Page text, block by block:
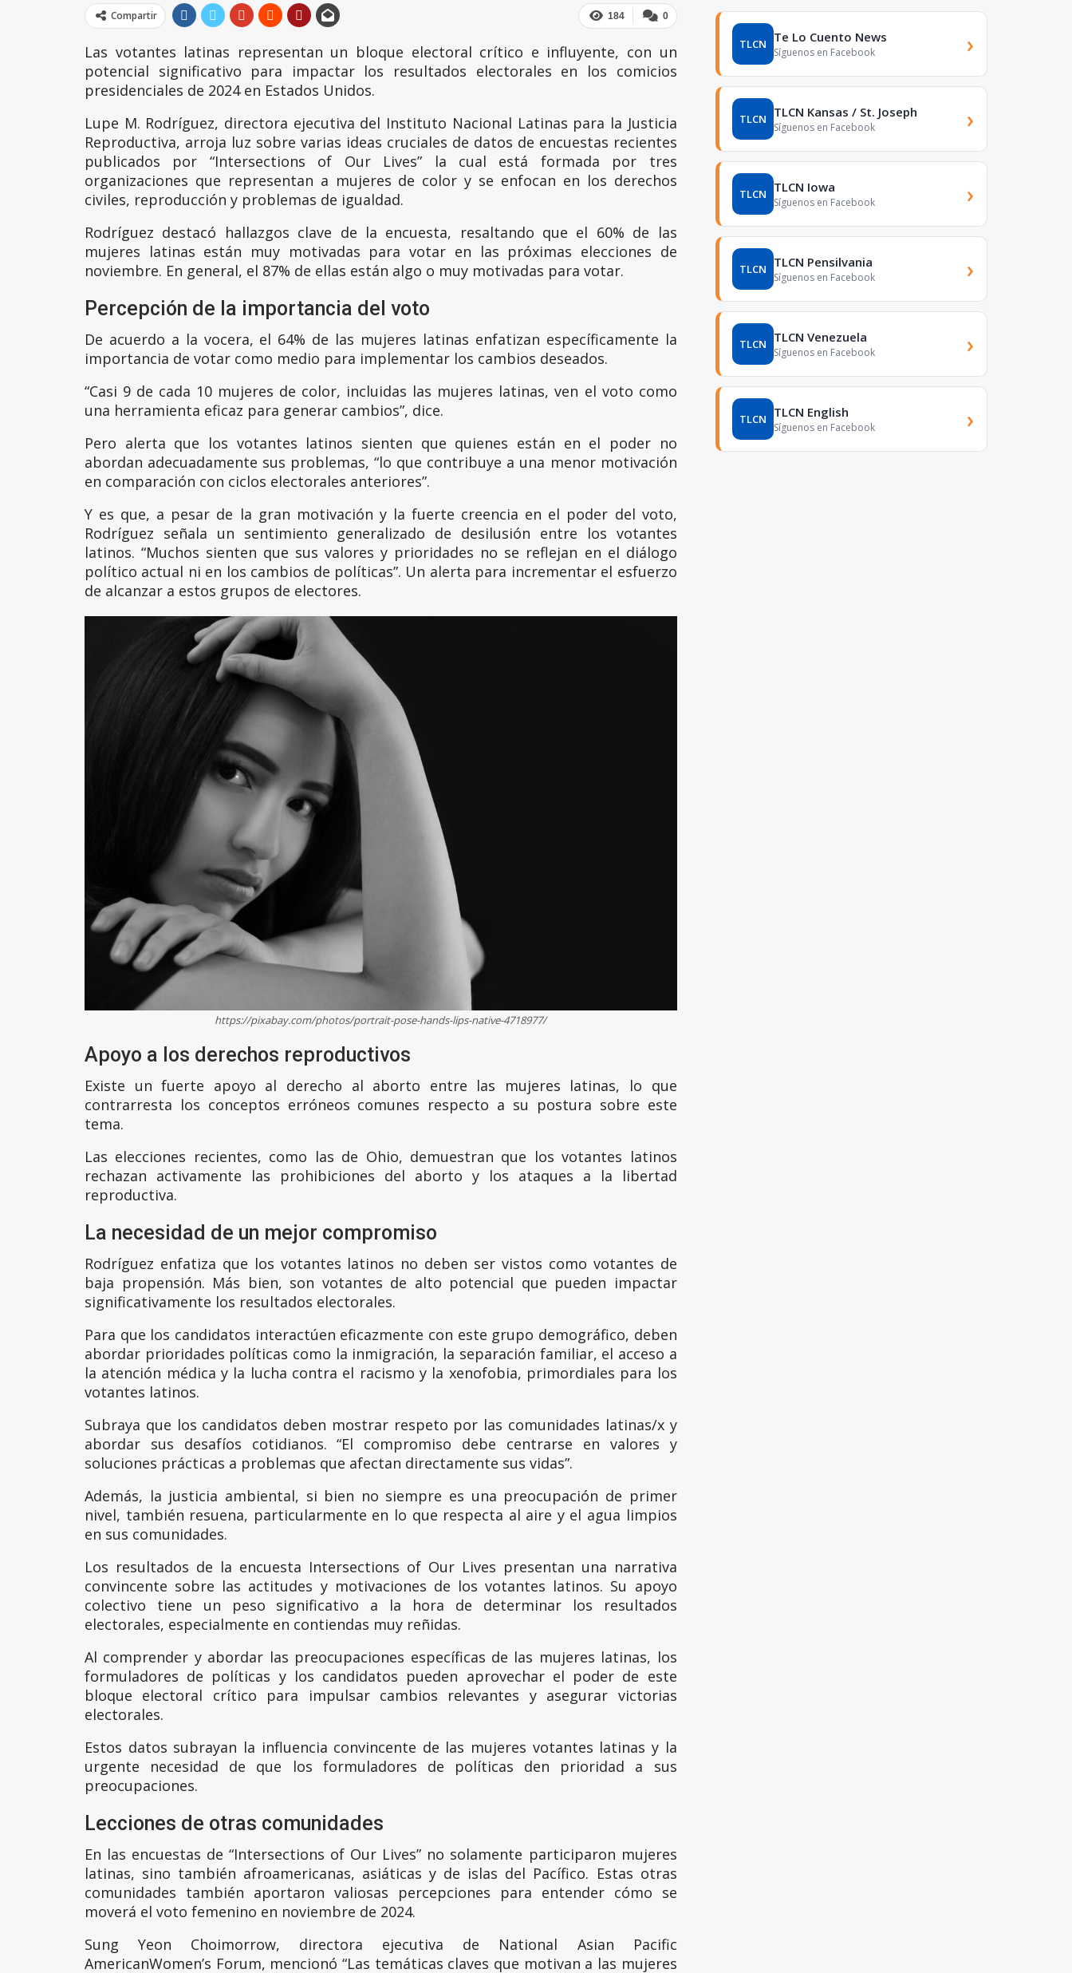
0
184
Compartir
Las votantes latinas representan un bloque electoral crítico e influyente, con un
potencial significativo para impactar los resultados electorales en los comicios
presidenciales de 2024 en Estados Unidos.
Lupe M. Rodríguez, directora ejecutiva del Instituto Nacional Latinas para la Justicia
Reproductiva, arroja luz sobre varias ideas cruciales de datos de encuestas recientes
publicados por “Intersections of Our Lives” la cual está formada por tres
organizaciones que representan a mujeres de color y se enfocan en los derechos
civiles, reproducción y problemas de igualdad.
Rodríguez destacó hallazgos clave de la encuesta, resaltando que el 60% de las
mujeres latinas están muy motivadas para votar en las próximas elecciones de
noviembre. En general, el 87% de ellas están algo o muy motivadas para votar.
Percepción de la importancia del voto
De acuerdo a la vocera, el 64% de las mujeres latinas enfatizan específicamente la
importancia de votar como medio para implementar los cambios deseados.
“Casi 9 de cada 10 mujeres de color, incluidas las mujeres latinas, ven el voto como
una herramienta eficaz para generar cambios”, dice.
Pero alerta que los votantes latinos sienten que quienes están en el poder no
abordan adecuadamente sus problemas, “lo que contribuye a una menor motivación
en comparación con ciclos electorales anteriores”.
Y es que, a pesar de la gran motivación y la fuerte creencia en el poder del voto,
Rodríguez señala un sentimiento generalizado de desilusión entre los votantes
latinos. “Muchos sienten que sus valores y prioridades no se reflejan en el diálogo
político actual ni en los cambios de políticas”. Un alerta para incrementar el esfuerzo
de alcanzar a estos grupos de electores.
https://pixabay.com/photos/portrait-pose-hands-lips-native-4718977/
Apoyo a los derechos reproductivos
Existe un fuerte apoyo al derecho al aborto entre las mujeres latinas, lo que
contrarresta los conceptos erróneos comunes respecto a su postura sobre este
tema.
Las elecciones recientes, como las de Ohio, demuestran que los votantes latinos
rechazan activamente las prohibiciones del aborto y los ataques a la libertad
reproductiva.
La necesidad de un mejor compromiso
Rodríguez enfatiza que los votantes latinos no deben ser vistos como votantes de
baja propensión. Más bien, son votantes de alto potencial que pueden impactar
significativamente los resultados electorales.
Para que los candidatos interactúen eficazmente con este grupo demográfico, deben
abordar prioridades políticas como la inmigración, la separación familiar, el acceso a
la atención médica y la lucha contra el racismo y la xenofobia, primordiales para los
votantes latinos.
Subraya que los candidatos deben mostrar respeto por las comunidades latinas/x y
abordar sus desafíos cotidianos. “El compromiso debe centrarse en valores y
soluciones prácticas a problemas que afectan directamente sus vidas”.
Además, la justicia ambiental, si bien no siempre es una preocupación de primer
nivel, también resuena, particularmente en lo que respecta al aire y el agua limpios
en sus comunidades.
Los resultados de la encuesta Intersections of Our Lives presentan una narrativa
convincente sobre las actitudes y motivaciones de los votantes latinos. Su apoyo
colectivo tiene un peso significativo a la hora de determinar los resultados
electorales, especialmente en contiendas muy reñidas.
Al comprender y abordar las preocupaciones específicas de las mujeres latinas, los
formuladores de políticas y los candidatos pueden aprovechar el poder de este
bloque electoral crítico para impulsar cambios relevantes y asegurar victorias
electorales.
Estos datos subrayan la influencia convincente de las mujeres votantes latinas y la
urgente necesidad de que los formuladores de políticas den prioridad a sus
preocupaciones.
Lecciones de otras comunidades
En las encuestas de “Intersections of Our Lives” no solamente participaron mujeres
latinas, sino también afroamericanas, asiáticas y de islas del Pacífico. Estas otras
comunidades también aportaron valiosas percepciones para entender cómo se
moverá el voto femenino en noviembre de 2024.
Sung Yeon Choimorrow, directora ejecutiva de National Asian Pacific
AmericanWomen’s Forum, mencionó “Las temáticas claves que motivan a las mujeres
TLCN Te Lo Cuento News
Síguenos en Facebook ›
TLCN TLCN Kansas / St. Joseph
Síguenos en Facebook ›
TLCN TLCN Iowa
Síguenos en Facebook ›
TLCN TLCN Pensilvania
Síguenos en Facebook ›
TLCN TLCN Venezuela
Síguenos en Facebook ›
TLCN TLCN English
Síguenos en Facebook ›